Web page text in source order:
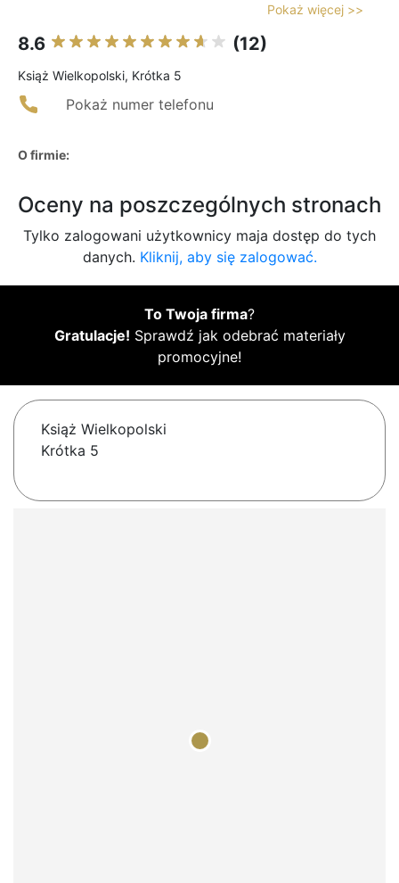
Pokaż więcej >>
8.6 (12)
Książ Wielkopolski, Krótka 5
Pokaż numer telefonu
O firmie:
Oceny na poszczególnych stronach
Tylko zalogowani użytkownicy maja dostęp do tych
danych. Kliknij, aby się zalogować.
To Twoja firma?
Gratulacje! Sprawdź jak odebrać materiały
promocyjne!
Książ Wielkopolski
Krótka 5